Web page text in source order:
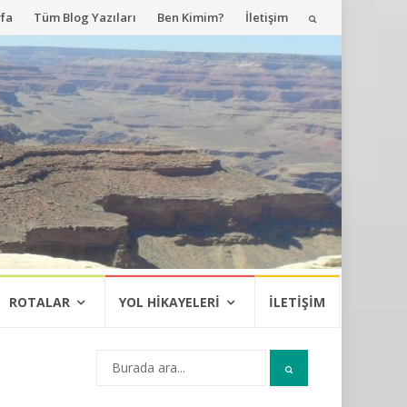
Tüm Blog Yazıları Ben Kimim? İletişim
ROTALAR YOL HIKAYELERI İLETIŞIM